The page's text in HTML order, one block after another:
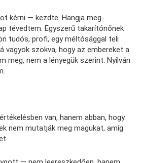
kérni — kezdte. Hangja meg-
tévedtem. Egyszerű takarítónőnek
tudós, profi, egy méltósággal teli
vagyok szokva, hogy az embereket a
meg, nem a lényegük szerint. Nyilván
van, hanem abban, hogy
nem mutatják meg magukat, amíg